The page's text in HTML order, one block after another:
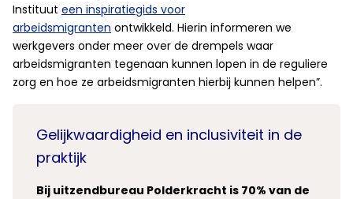
Instituut een inspiratiegids voor
arbeidsmigranten ontwikkeld. Hierin informeren we
werkgevers onder meer over de drempels waar
arbeidsmigranten tegenaan kunnen lopen in de reguliere
zorg en hoe ze arbeidsmigranten hierbij kunnen helpen”.
Gelijkwaardigheid en inclusiviteit in de
praktijk
Bij uitzendbureau Polderkracht is 70% van de